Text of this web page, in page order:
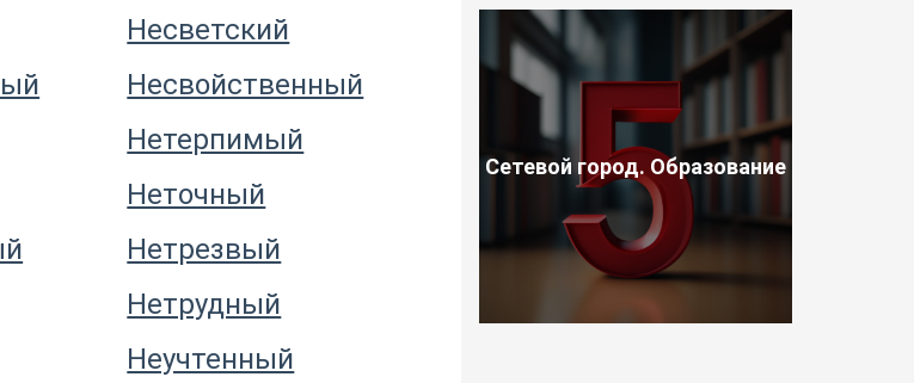
Несветский
Несвойственный
Нетерпимый
Неточный
Нетрезвый
Нетрудный
Неучтенный
Сетевой город. Образование